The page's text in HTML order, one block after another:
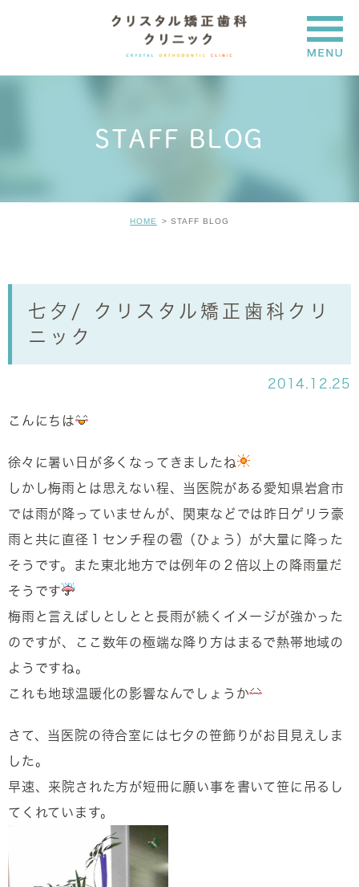
STAFF BLOG
HOME STAFF BLOG
七夕/ クリスタル矯正歯科クリ
ニック
2014.12.25
こんにちは
徐々に暑い日が多くなってきましたね
しかし梅雨とは思えない程、当医院がある愛知県岩倉市
では雨が降っていませんが、関東などでは昨日ゲリラ豪
雨と共に直径１センチ程の雹（ひょう）が大量に降った
そうです。また東北地方では例年の２倍以上の降雨量だ
そうです
梅雨と言えばしとしとと長雨が続くイメージが強かった
のですが、ここ数年の極端な降り方はまるで熱帯地域の
ようですね。
これも地球温暖化の影響なんでしょうか
さて、当医院の待合室には七夕の笹飾りがお目見えしま
した。
早速、来院された方が短冊に願い事を書いて笹に吊るし
てくれています。